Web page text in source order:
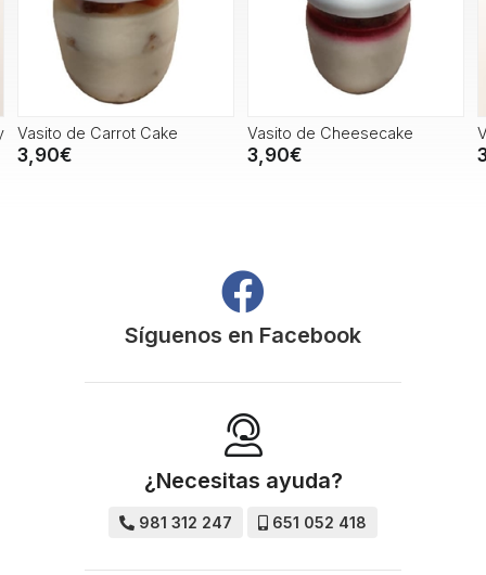
Vasito de Cheesecake
3,90€
Vasito de Chocolate
3,90€
Síguenos en Facebook
¿Necesitas ayuda?
981 312 247 651 052 418